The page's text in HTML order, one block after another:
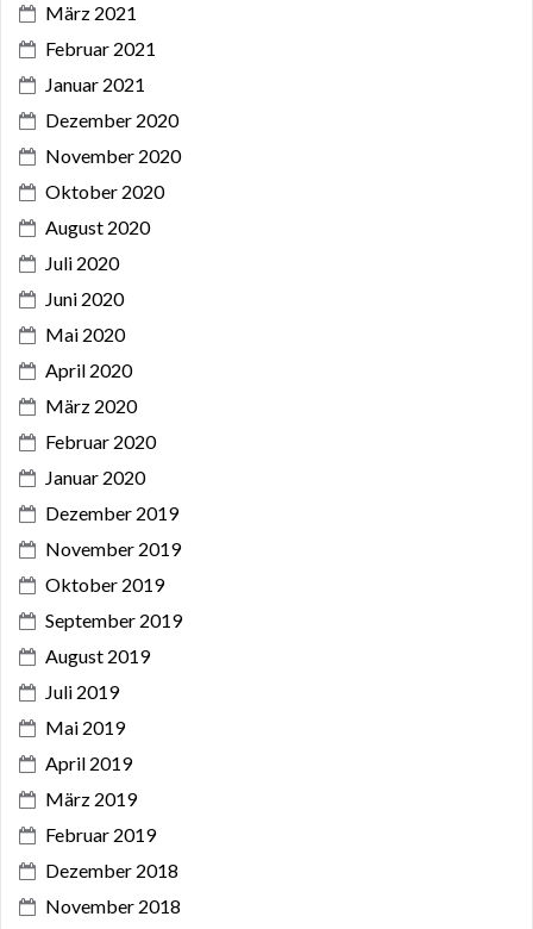
März 2021
Februar 2021
Januar 2021
Dezember 2020
November 2020
Oktober 2020
August 2020
Juli 2020
Juni 2020
Mai 2020
April 2020
März 2020
Februar 2020
Januar 2020
Dezember 2019
November 2019
Oktober 2019
September 2019
August 2019
Juli 2019
Mai 2019
April 2019
März 2019
Februar 2019
Dezember 2018
November 2018